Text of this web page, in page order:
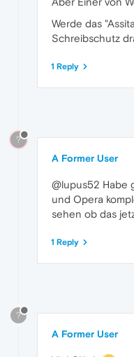
Werde das
Schreibschutz
1 Reply
?
A Former User
@lupus52 Habe
und Opera
sehen ob das
1 Reply
?
A Former User